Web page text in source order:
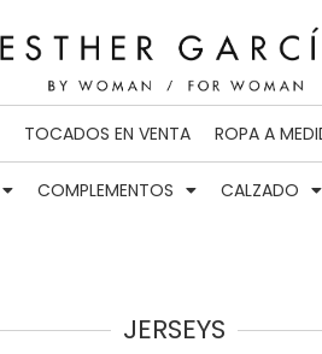
TOCADOS EN VENTA ROPA A
COMPLEMENTOS CALZADO
JERSEYS